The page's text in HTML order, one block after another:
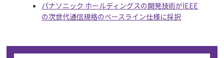
パナソニック ホールディングスの開発技術がIEEE
の次世代通信規格のベースライン仕様に採択